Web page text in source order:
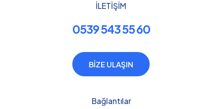
İLETİŞİM
0539 543 55 60
BİZE ULAŞIN
Bağlantılar